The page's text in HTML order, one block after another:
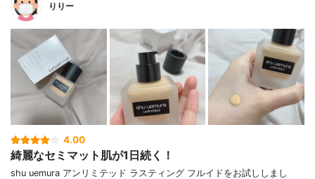
りりー
4.00
綺麗なセミマット肌が1日続く！
shu uemura アンリミテッド ラスティング フルイドをお試ししまし